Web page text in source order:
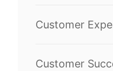
Customer
Customer